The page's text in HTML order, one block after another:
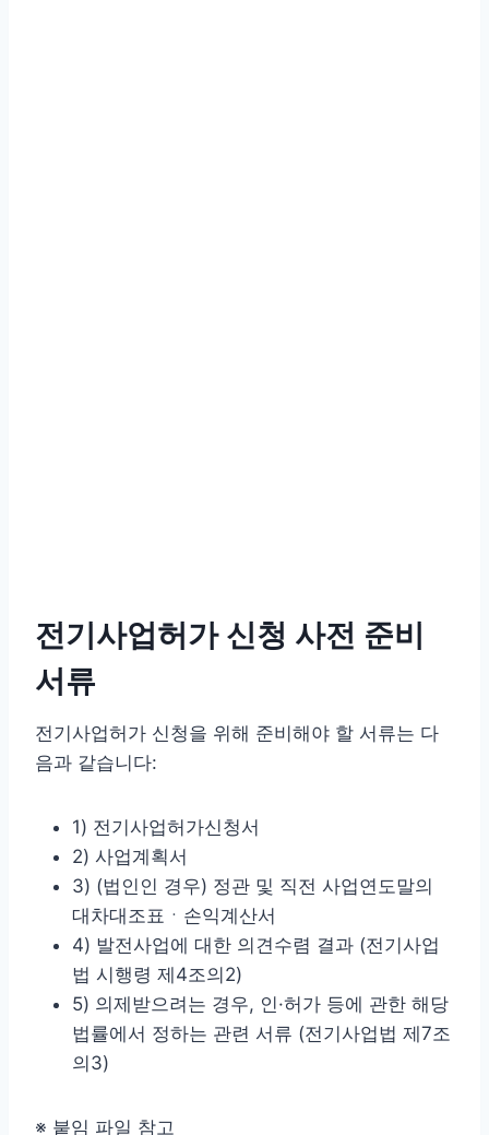
전기사업허가 신청 사전 준비
서류
전기사업허가 신청을 위해 준비해야 할 서류는 다
음과 같습니다:
1) 전기사업허가신청서
2) 사업계획서
3) (법인인 경우) 정관 및 직전 사업연도말의
대차대조표ㆍ손익계산서
4) 발전사업에 대한 의견수렴 결과 (전기사업
법 시행령 제4조의2)
5) 의제받으려는 경우, 인·허가 등에 관한 해당
법률에서 정하는 관련 서류 (전기사업법 제7조
의3)
※ 붙임 파일 참고